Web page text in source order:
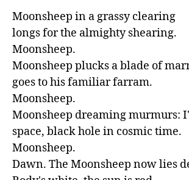
Moonsheep in a grassy clearing
longs for the almighty shearing.
Moonsheep.
Moonsheep plucks a blade of
goes to his familiar farram.
Moonsheep.
Moonsheep dreaming murmurs:
space, black hole in cosmic time.
Moonsheep.
Dawn. The Moonsheep now lies